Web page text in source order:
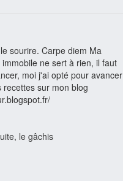
sourire. Carpe diem Ma
ne sert à rien, il faut
moi j'ai opté pour avancer
sur mon blog
le gâchis